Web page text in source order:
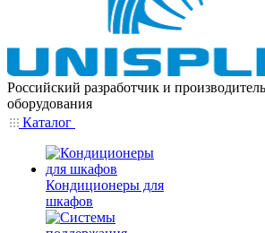
Российский разработчик и
оборудования
Каталог
Кондиционеры для
шкафов